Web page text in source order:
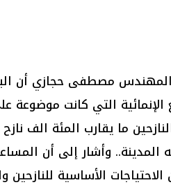
مصطفى حجازي أن
الإنمائية التي كانت موضوعة
ما يقارب المئة الف
وأشار إلى أن
الأساسية للنازحين